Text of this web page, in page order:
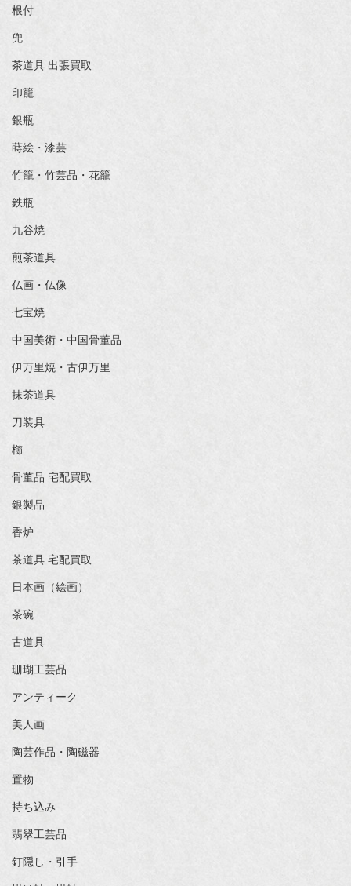
根付
兜
茶道具 出張買取
印籠
銀瓶
蒔絵・漆芸
竹籠・竹芸品・花籠
鉄瓶
九谷焼
煎茶道具
仏画・仏像
七宝焼
中国美術・中国骨董品
伊万里焼・古伊万里
抹茶道具
刀装具
櫛
骨董品 宅配買取
銀製品
香炉
茶道具 宅配買取
日本画（絵画）
茶碗
古道具
珊瑚工芸品
アンティーク
美人画
陶芸作品・陶磁器
置物
持ち込み
翡翠工芸品
釘隠し・引手